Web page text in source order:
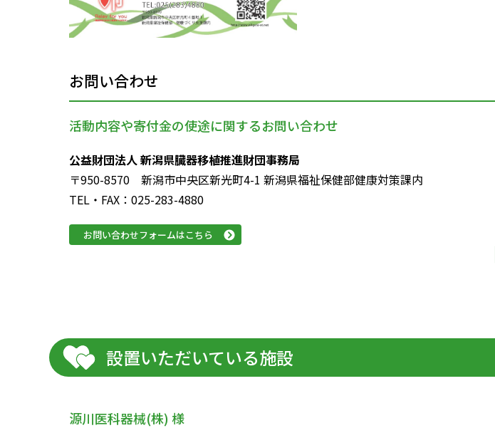
お問い合わせ
活動内容や寄付金の使途に関するお問い合わせ
公益財団法人 新潟県臓器移植推進財団事務局
〒950-8570 新潟市中央区新光町4-1 新潟県福祉保健部健康対策課内
TEL・FAX：025-283-4880
お問い合わせフォームはこちら
設置いただいている施設
源川医科器械(株) 様